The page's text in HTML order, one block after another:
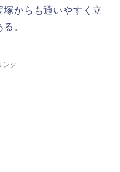
からも通いやすく立
。
ンク